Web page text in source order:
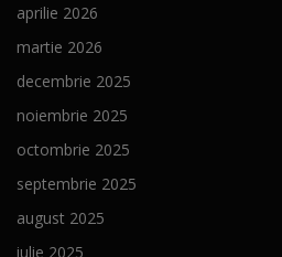
aprilie 2026
martie 2026
decembrie 2025
noiembrie 2025
octombrie 2025
septembrie 2025
august 2025
iulie 2025